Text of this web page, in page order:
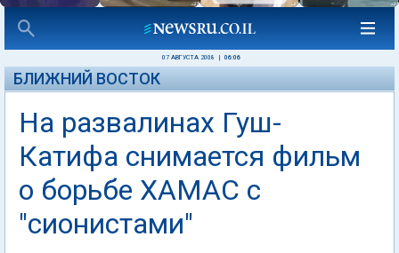
07 АВГУСТА 2008 06:06
БЛИЖНИЙ ВОСТОК
На развалинах Гуш-
Катифа снимается фильм
о борьбе ХАМАС с
"сионистами"